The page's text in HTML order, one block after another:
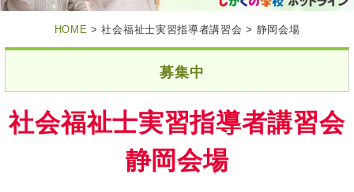
HOME > 社会福祉士実習指導者講習会 > 静岡会場
募集中
社会福祉士実習指導者講習会
静岡会場